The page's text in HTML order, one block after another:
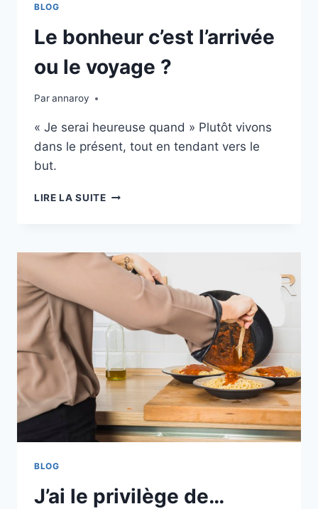
BLOG
Le bonheur c’est l’arrivée
ou le voyage ?
Parannaroy
« Je serai heureuse quand » Plutôt vivons
dans le présent, tout en tendant vers le
but.
LIRE LA SUITELE
OU
LE
VOYAGE
BLOG
J’ai le privilège de…